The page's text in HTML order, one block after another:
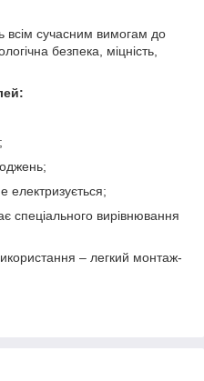
всім сучасним вимогам до
безпека, міцність,
електризується;
спеціального вирівнювання
– легкий монтаж-